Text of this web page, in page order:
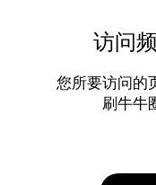
访问
您所要访问的
刷牛牛